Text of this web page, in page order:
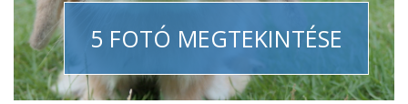
5 FOTÓ MEGTEKINTÉSE